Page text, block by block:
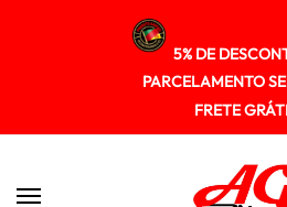
5% DE
PARCELAMENTO
FRETE